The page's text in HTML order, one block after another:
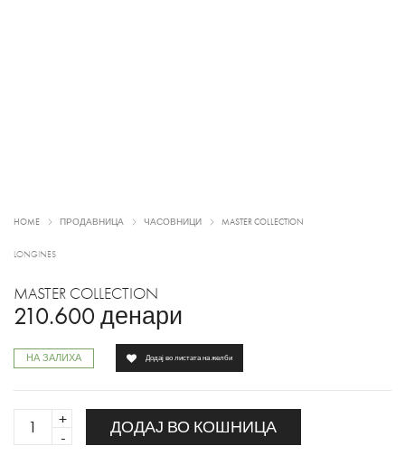
HOME ПРОДАВНИЦА ЧАСОВНИЦИ MASTER COLLECTION
LONGINES
MASTER COLLECTION
210.600 денари
НА ЗАЛИХА
MASTER
COLLECTION
ДОДАЈ ВО КОШНИЦА
Додај во листата на желби